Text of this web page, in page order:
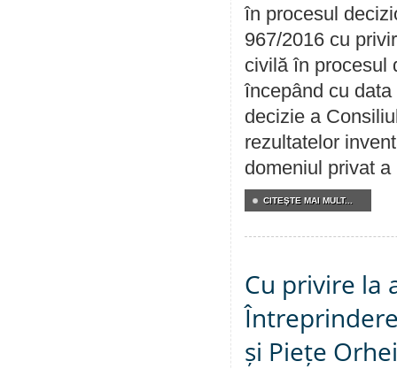
în procesul
967/2016 cu
civilă în procesul
începând cu
decizie a
rezultatelor
domeniul privat a
CITEŞTE MAI MULT...
Cu privire la
și Piețe